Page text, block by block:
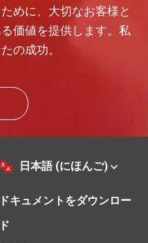
めに、大切なお客様と
価値を提供します。私
の成功。
日本語 (にほんご)
ドキュメントをダウンロー
ド